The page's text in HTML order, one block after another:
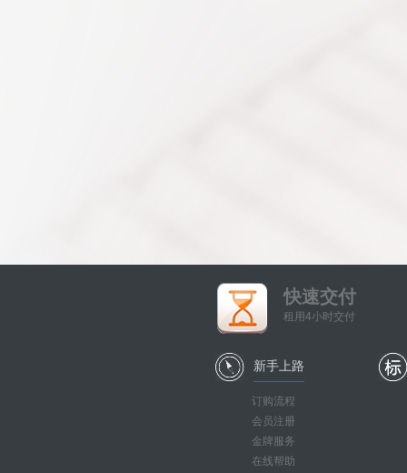
快速交付
租用4小时交付
新手上路
订购流程
会员注册
金牌服务
在线帮助